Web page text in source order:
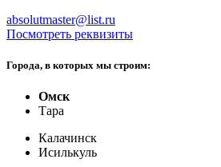
absolutmaster@list.ru
Посмотреть реквизиты
Города, в которых мы строим:
Омск
Тара
Калачинск
Исилькуль